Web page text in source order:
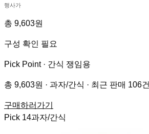
행사가
총 9,603원
구성 확인 필요
Pick Point · 간식 쟁임용
총 9,603원 · 과자/간식 · 최근 판매 106건
구매하러가기
Pick 14과자/간식